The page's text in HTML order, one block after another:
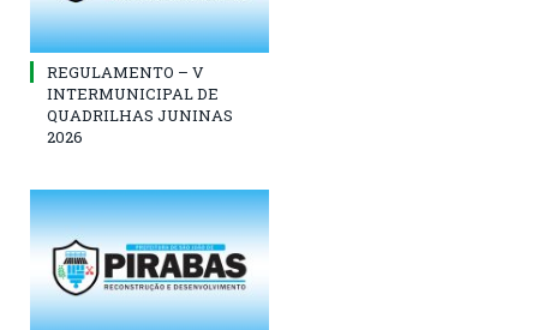
REGULAMENTO – V
INTERMUNICIPAL DE
QUADRILHAS JUNINAS
2026